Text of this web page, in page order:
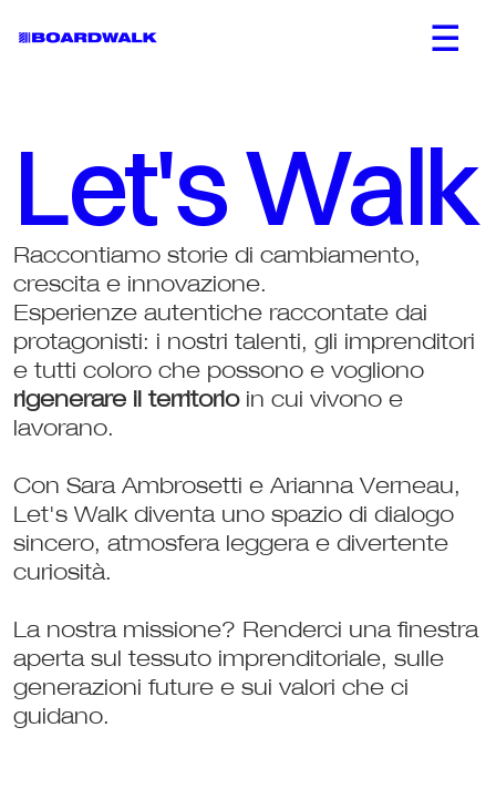
Let's Walk
Raccontiamo storie di cambiamento,
crescita e innovazione.
Esperienze autentiche raccontate dai
protagonisti: i nostri talenti, gli imprenditori
rigenerare il territorio in cui vivono e
lavorano.
Con Sara Ambrosetti e Arianna Verneau,
Let's Walk diventa uno spazio di dialogo
sincero, atmosfera leggera e divertente
curiosità.
La nostra missione? Renderci una finestra
aperta sul tessuto imprenditoriale, sulle
generazioni future e sui valori che ci
guidano.